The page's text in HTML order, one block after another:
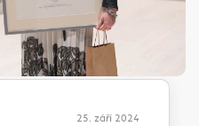
25. září 2024